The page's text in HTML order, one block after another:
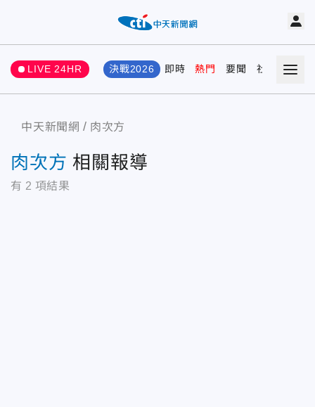
LIVE 24HR 決戰2026 即時 熱門 要聞 社會 娛樂
中天新聞網 肉次方
肉次方 相關報導
有 2 項結果